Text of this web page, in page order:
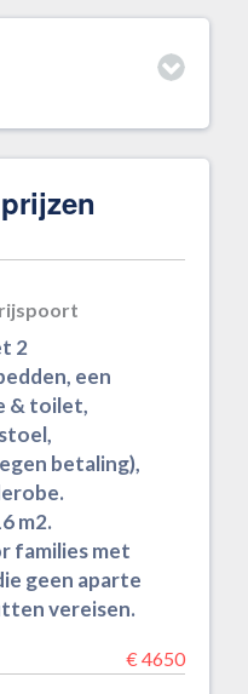
2
een
& toilet,
betaling),
m2.
families met
geen aparte
vereisen.
€ 4650